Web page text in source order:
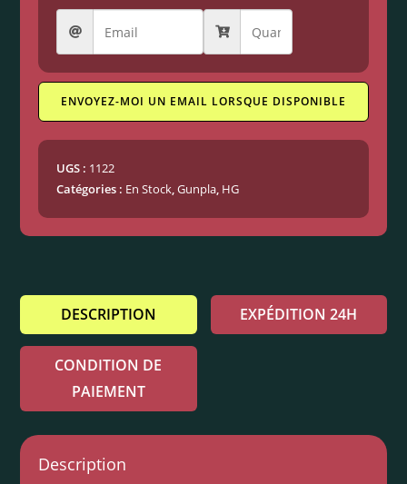
ENVOYEZ-MOI UN EMAIL LORSQUE DISPONIBLE
UGS : 1122
Catégories : En Stock,Gunpla, HG
DESCRIPTION EXPÉDITION 24H
CONDITION DE
PAIEMENT
Description